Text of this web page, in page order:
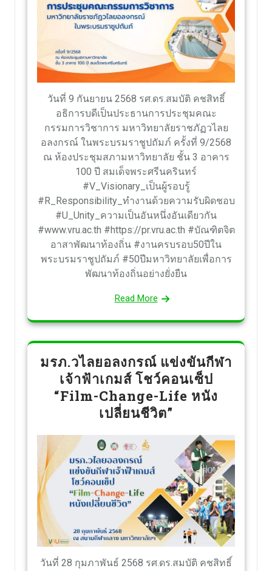
วันที่ 9 กันยายน 2568 รศ.ดร.สมบัติ คชสิทธิ์
อธิการบดีเป็นประธานการประชุมคณะ
กรรมการวิชาการ มหาวิทยาลัยราชภัฏวไลย
อลงกรณ์ ในพระบรมราชูปถัมภ์ ครั้งที่ 9/2568
ณ ห้องประชุมสภามหาวิทยาลัย ชั้น 3 อาคาร
100 ปี สมเด็จพระศรีนครินทร์
#V_Visionary_เป็นผู้รอบรู้
#R_Responsibility_ทำงานด้วยความรับผิดชอบ
#U_Unity_ความเป็นอันหนึ่งอันเดียวกัน
#www.vru.ac.th #https://pr.vru.ac.th #บัณฑิตจิต
อาสาพัฒนาท้องถิ่น #งานครบรอบ50ปีใน
พระบรมราชูปถัมภ์ #50ปีมหาวิทยาลัยเพื่อการ
พัฒนาท้องถิ่นอย่างยั่งยืน
Read More
มรภ.วไลยอลงกรณ์ แข่งขันกีฬา
เจ้าฟ้าเกมส์ โชว์คอนเซ็ป
“Film-Change-Life หนัง
เปลี่ยนชีวิต”
วันที่ 28 กุมภาพันธ์ 2568 รศ.ดร.สมบัติ คชสิทธิ์